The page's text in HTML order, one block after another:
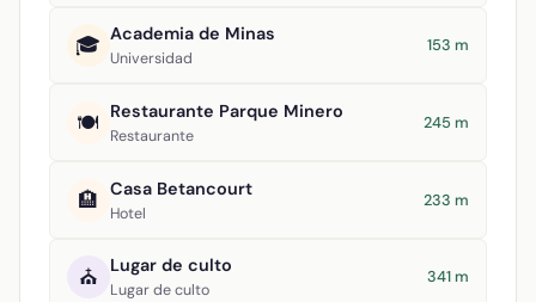
🎓 Academia de Minas
Universidad
153 m
🍽️ Restaurante Parque Minero
Restaurante
245 m
🏨 Casa Betancourt
Hotel
233 m
⛪ Lugar de culto
Lugar de culto
341 m